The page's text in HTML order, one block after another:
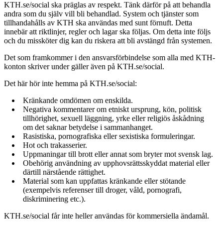
KTH.se/social ska präglas av respekt. Tänk därför på att behandla
andra som du själv vill bli behandlad. System och tjänster som
tillhandahålls av KTH ska användas med sunt förnuft. Detta
innebär att riktlinjer, regler och lagar ska följas. Om detta inte följs
och du missköter dig kan du riskera att bli avstängd från systemen.
Det som framkommer i den ansvarsförbindelse som alla med KTH-
konton skriver under gäller även på KTH.se/social.
Det här hör inte hemma på KTH.se/social:
Kränkande omdömen om enskilda.
Negativa kommentarer om etniskt ursprung, kön, politisk
tillhörighet, sexuell läggning, yrke eller religiös åskådning
om det saknar betydelse i sammanhanget.
Rasistiska, pornografiska eller sexistiska formuleringar.
Hot och trakasserier.
Uppmaningar till brott eller annat som bryter mot svensk lag.
Obehörig användning av upphovsrättsskyddat material eller
därtill närstående rättighet.
Material som kan uppfattas kränkande eller stötande
(exempelvis referenser till droger, våld, pornografi,
diskriminering etc.).
KTH.se/social får inte heller användas för kommersiella ändamål.